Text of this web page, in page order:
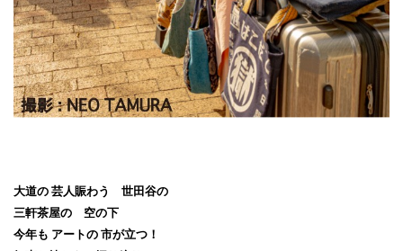
大道の 芸人賑わう 世田谷の
三軒茶屋の 空の下
今年も アートの 市が立つ！